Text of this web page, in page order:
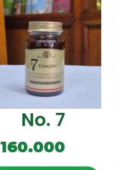
No. 7
160.000